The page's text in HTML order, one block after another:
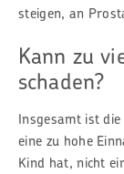
steigen, an
Kann zu
schaden?
Insgesamt ist
eine zu hohe
Kind hat, nicht